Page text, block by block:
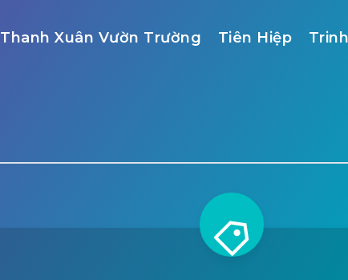
Thanh Xuân Vườn Trường Tiên Hiệp